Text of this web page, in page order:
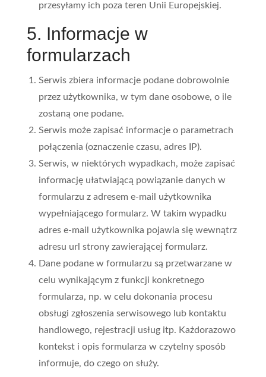
przesyłamy ich poza teren Unii Europejskiej.
5. Informacje w
formularzach
Serwis zbiera informacje podane dobrowolnie
przez użytkownika, w tym dane osobowe, o ile
zostaną one podane.
Serwis może zapisać informacje o parametrach
połączenia (oznaczenie czasu, adres IP).
Serwis, w niektórych wypadkach, może zapisać
informację ułatwiającą powiązanie danych w
formularzu z adresem e-mail użytkownika
wypełniającego formularz. W takim wypadku
adres e-mail użytkownika pojawia się wewnątrz
adresu url strony zawierającej formularz.
Dane podane w formularzu są przetwarzane w
celu wynikającym z funkcji konkretnego
formularza, np. w celu dokonania procesu
obsługi zgłoszenia serwisowego lub kontaktu
handlowego, rejestracji usług itp. Każdorazowo
kontekst i opis formularza w czytelny sposób
informuje, do czego on służy.